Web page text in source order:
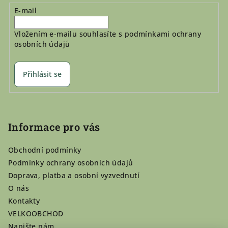
E-mail
Vložením e-mailu souhlasíte s podmínkami ochrany
osobních údajů
Přihlásit se
Informace pro vás
Obchodní podmínky
Podmínky ochrany osobních údajů
Doprava, platba a osobní vyzvednutí
O nás
Kontakty
VELKOOBCHOD